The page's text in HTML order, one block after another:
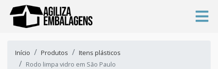
Início Produtos
Itens plásticos
Rodo limpa vidro em São Paulo